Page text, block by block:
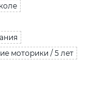
моторики / 5 лет